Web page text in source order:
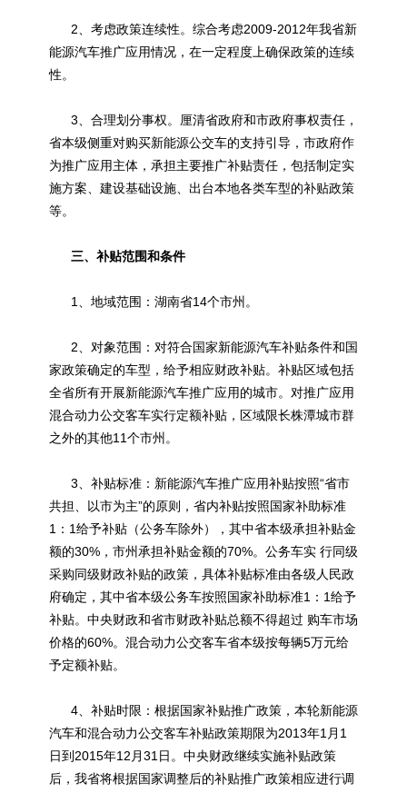
2、考虑政策连续性。综合考虑2009-2012年我省新
能源汽车推广应用情况，在一定程度上确保政策的连续
性。
3、合理划分事权。厘清省政府和市政府事权责任，
省本级侧重对购买新能源公交车的支持引导，市政府作
为推广应用主体，承担主要推广补贴责任，包括制定实
施方案、建设基础设施、出台本地各类车型的补贴政策
等。
三、补贴范围和条件
1、地域范围：湖南省14个市州。
2、对象范围：对符合国家新能源汽车补贴条件和国
家政策确定的车型，给予相应财政补贴。补贴区域包括
全省所有开展新能源汽车推广应用的城市。对推广应用
混合动力公交客车实行定额补贴，区域限长株潭城市群
之外的其他11个市州。
3、补贴标准： 新能源汽车推广应用补贴按照“省市
共担、以市为主”的原则，省内补贴按照国家补助标准
1：1给予补贴（公务车除外），其中省本级承担补贴金
额的30%，市州承担补贴金额的70%。公务车实 行同级
采购同级财政补贴的政策，具体补贴标准由各级人民政
府确定，其中省本级公务车按照国家补助标准1：1给予
补贴。中央财政和省市财政补贴总额不得超过 购车市场
价格的60%。混合动力公交客车省本级按每辆5万元给
予定额补贴。
4、补贴时限：根据国家补贴推广政策，本轮新能源
汽车和混合动力公交客车补贴政策期限为2013年1月1
日到2015年12月31日。中央财政继续实施补贴政策
后，我省将根据国家调整后的补贴推广政策相应进行调